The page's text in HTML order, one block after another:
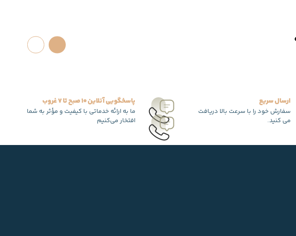
ارسال سریع
سفارش خود را با سرعت بالا دریافت
می کنید.
پاسخگویی آنلاین 10 صبح تا 7 غروب
ما به ارائه خدماتی با کیفیت و مؤثر به شما
افتخار می‌کنیم